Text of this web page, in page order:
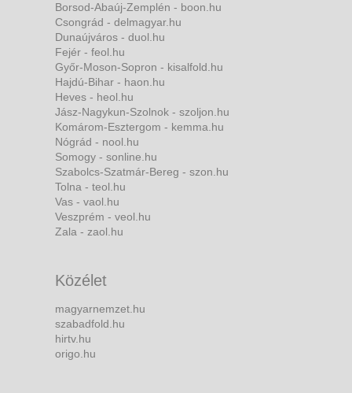
Borsod-Abaúj-Zemplén - boon.hu
Csongrád - delmagyar.hu
Dunaújváros - duol.hu
Fejér - feol.hu
Győr-Moson-Sopron - kisalfold.hu
Hajdú-Bihar - haon.hu
Heves - heol.hu
Jász-Nagykun-Szolnok - szoljon.hu
Komárom-Esztergom - kemma.hu
Nógrád - nool.hu
Somogy - sonline.hu
Szabolcs-Szatmár-Bereg - szon.hu
Tolna - teol.hu
Vas - vaol.hu
Veszprém - veol.hu
Zala - zaol.hu
Közélet
magyarnemzet.hu
szabadfold.hu
hirtv.hu
origo.hu